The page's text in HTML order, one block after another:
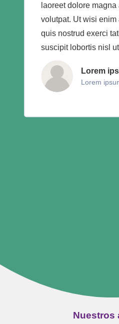
laoreet dolore
volutpat. Ut wisi enim
quis nostrud exerci
suscipit lobortis nisl
Lorem
Lorem
Nuestros